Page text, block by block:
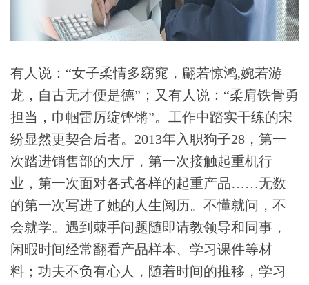
有人说：“女子柔情多窈窕，翩若惊鸿,婉若游
龙，自古无才便是德”；又有人说：“柔肩铁骨勇
担当，巾帼雷厉绽铿锵”。工作中踏实干练的宋
纷显然更契合后者。2013年入职狗子28，第一
次踏进销售部的大厅，第一次接触起重机行
业，第一次面对各式各样的起重产品……无数
的第一次写进了她的人生阅历。不懂就问，不
会就学。遇到棘手问题随即请教领导和同事，
闲暇时间经常翻看产品样本、学习课件等材
料；功夫不负有心人，随着时间的推移，学习